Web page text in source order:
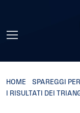
HOME
SPAREGGI
I RISULTATI DEI